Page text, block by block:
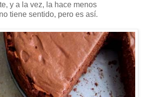
y a la vez, la hace menos
tiene sentido, pero es así.